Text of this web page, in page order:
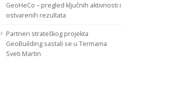
GeoHeCo – pregled ključnih aktivnosti i
ostvarenih rezultata
Partneri strateškog projekta
GeoBuilding sastali se u Termama
Sveti Martin